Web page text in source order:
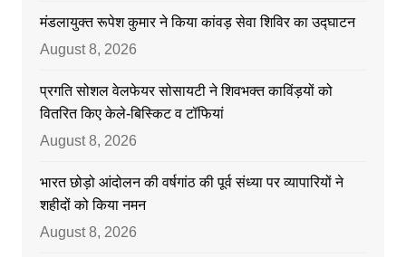
मंडलायुक्त रूपेश कुमार ने किया कांवड़ सेवा शिविर का उद्घाटन
August 8, 2026
प्रगति सोशल वेलफेयर सोसायटी ने शिवभक्त काविंड़यों को
वितरित किए केले-बिस्किट व टॉफियां
August 8, 2026
भारत छोड़ो आंदोलन की वर्षगांठ की पूर्व संध्या पर व्यापारियों ने
शहीदों को किया नमन
August 8, 2026